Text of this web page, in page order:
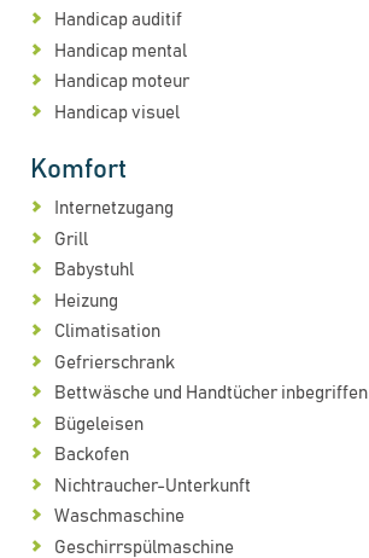
Handicap auditif
Handicap mental
Handicap moteur
Handicap visuel
Komfort
Internetzugang
Grill
Babystuhl
Heizung
Climatisation
Gefrierschrank
Bettwäsche und Handtücher inbegriffen
Bügeleisen
Backofen
Nichtraucher-Unterkunft
Waschmaschine
Geschirrspülmaschine